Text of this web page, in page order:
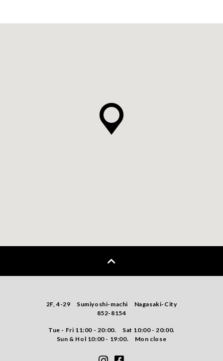
2F, 4-29 Sumiyoshi-machi Nagasaki-City
852-8154
Tue - Fri 11:00 - 20:00. Sat 10:00 - 20:00.
Sun & Hol 10:00 - 19:00. Mon close